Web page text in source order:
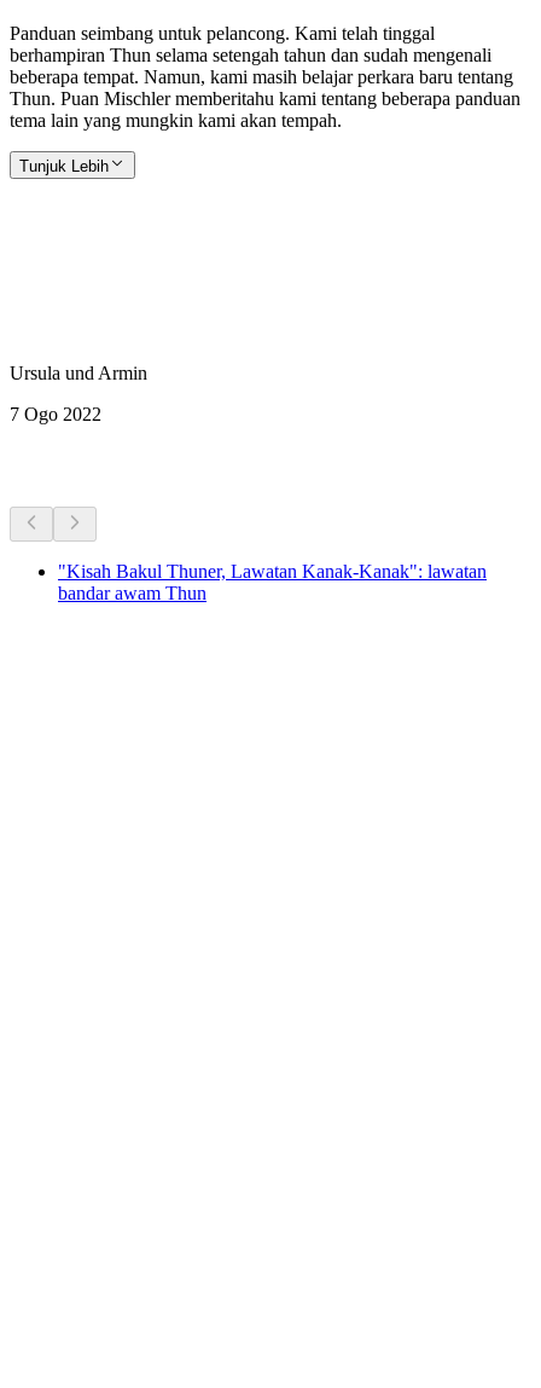
Panduan seimbang untuk pelancong. Kami telah tinggal
berhampiran Thun selama setengah tahun dan sudah mengenali
beberapa tempat. Namun, kami masih belajar perkara baru tentang
Thun. Puan Mischler memberitahu kami tentang beberapa panduan
tema lain yang mungkin kami akan tempah.
Tunjuk Lebih
Ursula und Armin
7 Ogo 2022
"Kisah Bakul Thuner, Lawatan Kanak-Kanak": lawatan
bandar awam Thun